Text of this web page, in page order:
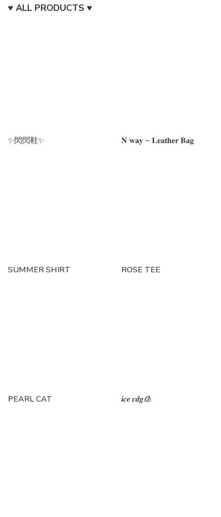
♥︎ ALL PRODUCTS ♥︎
✨閃閃鞋✨ 𝐍 𝐰𝐚𝐲 ~ 𝐋𝐞𝐚𝐭𝐡𝐞𝐫 𝐁𝐚𝐠
SUMMER SHIRT ROSE TEE
PEARL CAT 𝒊𝒄𝒆 𝒄𝒅𝒈🧊